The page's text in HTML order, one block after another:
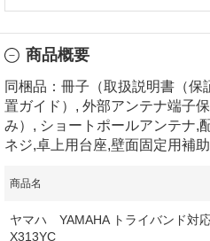
商品概要
同梱品：冊子（取扱説明書（保
置ガイド）, 外部アンテナ端子
み）, ショートポールアンテナ,
ネジ,卓上用台座,壁面固定用補
商品名
ヤマハ YAMAHA トライバンド対
X313YC